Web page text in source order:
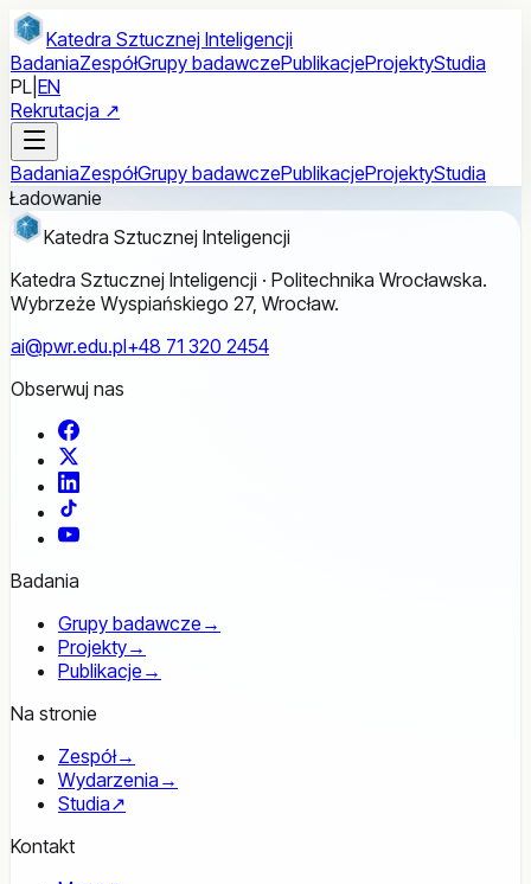
Przejdź do treści głównej
Katedra Sztucznej Inteligencji
BadaniaZespółGrupy badawczePublikacjeProjektyStudia
PL EN
Rekrutacja ↗
BadaniaZespółGrupy badawczePublikacjeProjektyStudia
Ładowanie
Katedra Sztucznej Inteligencji
Katedra Sztucznej Inteligencji · Politechnika Wrocławska.
Wybrzeże Wyspiańskiego 27, Wrocław.
ai@pwr.edu.pl+48 71 320 2454
Obserwuj nas
Facebook
YouTube
Badania
Grupy badawcze →
Projekty→
Publikacje →
Na stronie
Zespół→
Wydarzenia →
Studia↗
Kontakt